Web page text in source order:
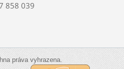
858 039
práva vyhrazena.